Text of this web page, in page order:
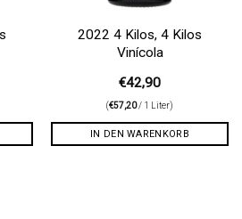
2022 4 Kilos, 4 Kilos
Vinícola
€42,90
(€57,20/ 1 Liter)
IN DEN WARENKORB